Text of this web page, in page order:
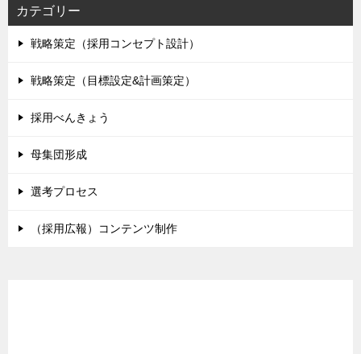
カテゴリー
戦略策定（採用コンセプト設計）
戦略策定（目標設定&計画策定）
採用べんきょう
母集団形成
選考プロセス
（採用広報）コンテンツ制作